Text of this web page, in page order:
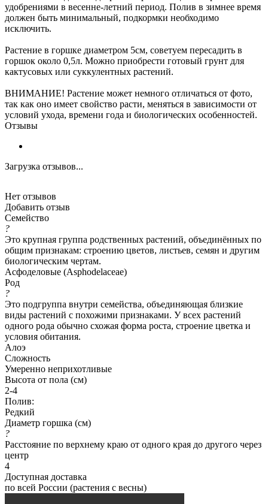
удобрениями в весенне-летний период. Полив в зимнее время
должен быть минимальный, подкормки необходимо
исключить.
Растение в горшке диаметром 5см, советуем пересадить в
горшок около 0,5л. Можно приобрести готовый грунт для
кактусовых или суккулентных растений.
ВНИМАНИЕ! Растение может немного отличаться от фото,
так как оно имеет свойство расти, меняться в зависимости от
условий ухода, времени года и биологических особенностей.
Отзывы
Загрузка отзывов...
Нет отзывов
Добавить отзыв
Семейство
?
Это крупная группа родственных растений, объединённых по
общим признакам: строению цветов, листьев, семян и другим
биологическим чертам.
Асфоделовые (Asphodelaceae)
Род
?
Это подгруппа внутри семейства, объединяющая близкие
виды растений с похожими признаками. У всех растений
одного рода обычно схожая форма роста, строение цветка и
условия обитания.
Алоэ
Сложность
Умеренно неприхотливые
Высота от пола (см)
2-4
Полив:
Редкий
Диаметр горшка (см)
?
Расстояние по верхнему краю от одного края до другого через
центр
4
Доступная доставка
по всей России (растения с весны)